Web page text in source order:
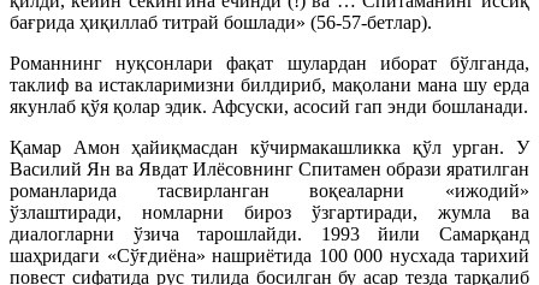
бағрида ҳиқиллаб титрай бошлади» (56-57-бетлар).
Романнинг нуқсонлари фақат шулардан иборат бўлганда,
таклиф ва истакларимизни билдириб, мақолани мана шу ерда
якунлаб қўя қолар эдик. Афсуски, асосий гап энди бошланади.
Қамар Амон ҳайиқмасдан кўчирмакашликка қўл урган. У
Василий Ян ва Явдат Илёсовнинг Спитамен образи яратилган
романларида тасвирланган воқеаларни «ижодий»
ўзлаштиради, номларни бироз ўзгартиради, жумла ва
диалогларни ўзича тарошлайди. 1993 йили Самарқанд
шаҳридаги «Сўғдиёна» нашриётида 100 000 нусхада тарихий
повест сифатида рус тилида босилган бу асар тезда тарқалиб